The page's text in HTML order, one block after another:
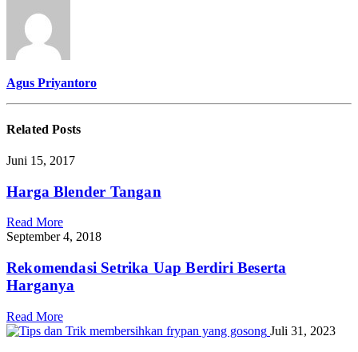
Agus Priyantoro
RelatedPosts
Juni 15, 2017
Harga Blender Tangan
Read More
September 4, 2018
Rekomendasi Setrika Uap Berdiri Beserta
Harganya
Read More
Juli 31, 2023